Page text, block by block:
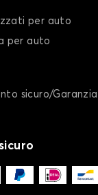
per auto
per auto
sicuro/Garanzia